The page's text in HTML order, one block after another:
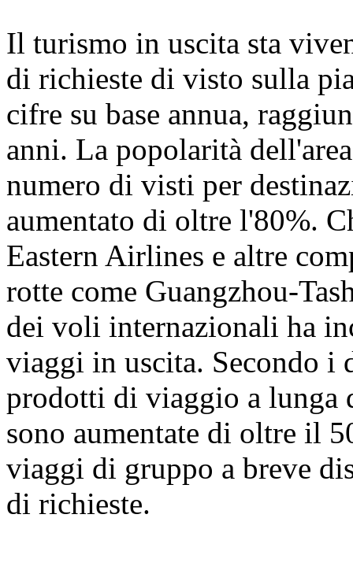
Il turismo in uscita sta
di richieste di visto sulla
cifre su base annua,
anni. La popolarità
numero di visti per
aumentato di oltre l'80%.
Eastern Airlines e altre
rotte come Guangzhou-
dei voli internazionali ha
viaggi in uscita. Secondo
prodotti di viaggio a lunga
sono aumentate di oltre il
viaggi di gruppo a breve
di richieste.